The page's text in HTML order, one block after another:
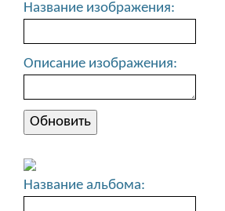
Название изображения:
Описание изображения:
Название альбома: